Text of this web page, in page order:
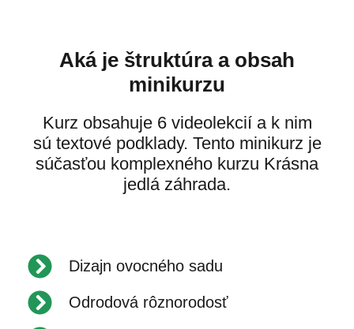
Aká je štruktúra a obsah
minikurzu
Kurz obsahuje 6 videolekcií a k nim
sú textové podklady. Tento minikurz je
súčasťou komplexného kurzu Krásna
jedlá záhrada.
Dizajn ovocného sadu
Odrodová rôznorodosť